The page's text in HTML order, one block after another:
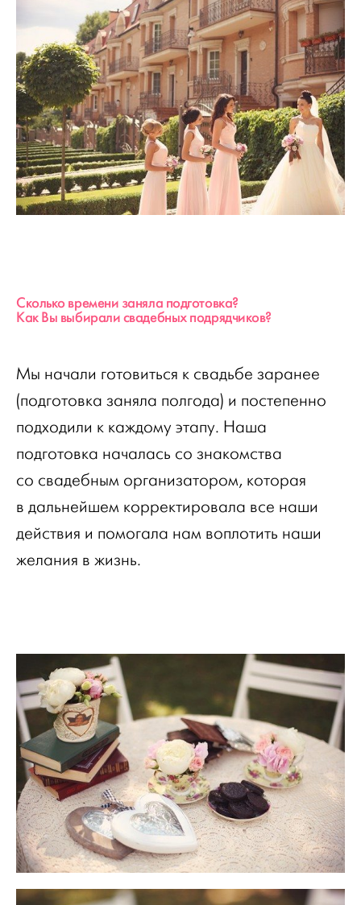
Сколько времени заняла подготовка?
Как Вы выбирали свадебных подрядчиков?
Мы начали готовиться к свадьбе заранее
(подготовка заняла полгода) и постепенно
подходили к каждому этапу. Наша
подготовка началась со знакомства
со свадебным организатором, которая
в дальнейшем корректировала все наши
действия и помогала нам воплотить наши
желания в жизнь.